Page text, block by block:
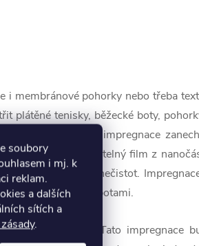
soubory
i mj. k
reklam.
a dalších
sítích a
.
i membránové pohorky nebo třeba
plátěné tenisky, běžecké boty,
že by na nich impregnace
vytvoří tenký neviditelný film z
i před ulpíváním nečistot.
trápit zašpiněnými botami.
z leštěné kůže. Tato impregnace